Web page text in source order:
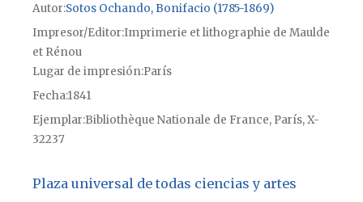
Autor Sotos Ochando, Bonifacio (1785-1869)
Impresor/Editor Imprimerie et lithographie de Maulde
et Rénou
Lugar de impresiónParís
Fecha1841
Ejemplar Bibliothèque Nationale de France, París, X-
32237
Plaza universal de todas ciencias y artes